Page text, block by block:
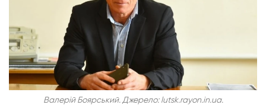
Валерій Боярський. Джерело: lutsk.rayon.in.ua.